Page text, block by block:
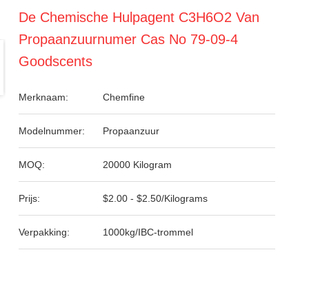
De Chemische Hulpagent C3H6O2 Van
Propaanzuurnumer Cas No 79-09-4
Goodscents
Merknaam: Chemfine
Modelnummer: Propaanzuur
MOQ: 20000 Kilogram
Prijs: $2.00 - $2.50/Kilograms
Verpakking: 1000kg/IBC-trommel